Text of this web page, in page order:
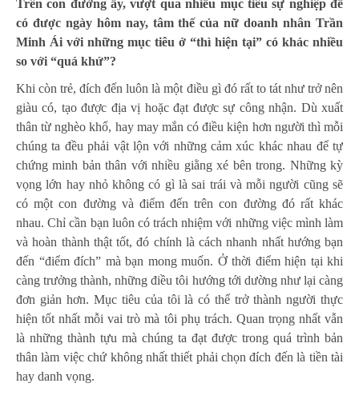
Trên con đường ấy, vượt qua nhiều mục tiêu sự nghiệp để
có được ngày hôm nay, tâm thế của nữ doanh nhân Trần
Minh Ái với những mục tiêu ở “thì hiện tại” có khác nhiều
so với “quá khứ”?
Khi còn trẻ, đích đến luôn là một điều gì đó rất to tát như trở nên
giàu có, tạo được địa vị hoặc đạt được sự công nhận. Dù xuất
thân từ nghèo khổ, hay may mắn có điều kiện hơn người thì mỗi
chúng ta đều phải vật lộn với những cảm xúc khác nhau để tự
chứng minh bản thân với nhiều giằng xé bên trong. Những kỳ
vọng lớn hay nhỏ không có gì là sai trái và mỗi người cũng sẽ
có một con đường và điểm đến trên con đường đó rất khác
nhau. Chỉ cần bạn luôn có trách nhiệm với những việc mình làm
và hoàn thành thật tốt, đó chính là cách nhanh nhất hướng bạn
đến “điểm đích” mà bạn mong muốn. Ở thời điểm hiện tại khi
càng trưởng thành, những điều tôi hướng tới dường như lại càng
đơn giản hơn. Mục tiêu của tôi là có thể trở thành người thực
hiện tốt nhất mỗi vai trò mà tôi phụ trách. Quan trọng nhất vẫn
là những thành tựu mà chúng ta đạt được trong quá trình bản
thân làm việc chứ không nhất thiết phải chọn đích đến là tiền tài
hay danh vọng.